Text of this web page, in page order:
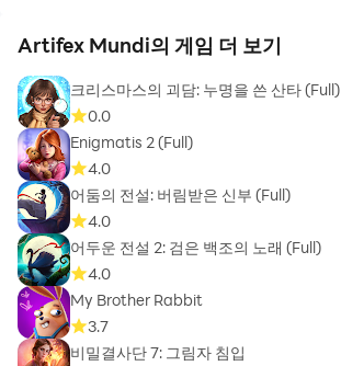
Artifex Mundi의 게임 더 보기
크리스마스의 괴담: 누명을 쓴 산타 (Full)
0.0
Enigmatis 2 (Full)
4.0
어둠의 전설: 버림받은 신부 (Full)
4.0
어두운 전설 2: 검은 백조의 노래 (Full)
4.0
My Brother Rabbit
3.7
비밀결사단 7: 그림자 침입